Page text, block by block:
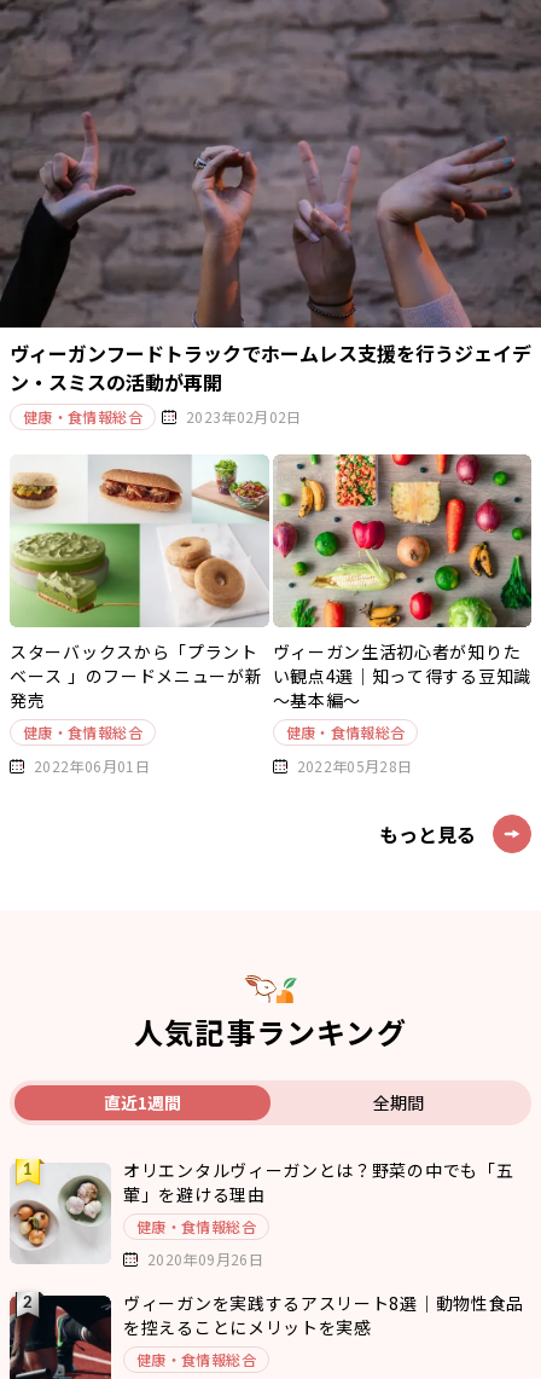
ヴィーガンフードトラックでホームレス支援を行うジェイデ
ン・スミスの活動が再開
健康・食情報総合 2023年02月02日
スターバックスから「プラント
ベース 」のフードメニューが新
発売
健康・食情報総合
2022年06月01日
ヴィーガン生活初心者が知りた
い観点4選｜知って得する豆知識
～基本編～
健康・食情報総合
2022年05月28日
もっと見る
人気記事ランキング
直近1週間 全期間
オリエンタルヴィーガンとは？野菜の中でも「五
葷」を避ける理由
健康・食情報総合
2020年09月26日
ヴィーガンを実践するアスリート8選｜動物性食品
を控えることにメリットを実感
健康・食情報総合